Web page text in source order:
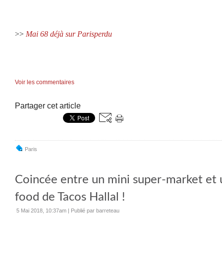
>> Mai 68 déjà sur Parisperdu
Voir les commentaires
Partager cet article
Paris
Coincée entre un mini super-market et
food de Tacos Hallal !
5 Mai 2018, 10:37am | Publié par barreteau